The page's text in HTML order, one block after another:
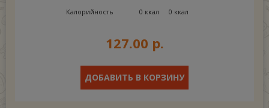
Калорийность 0 ккал 0 ккал
127.00 р.
ДОБАВИТЬ В КОРЗИНУ